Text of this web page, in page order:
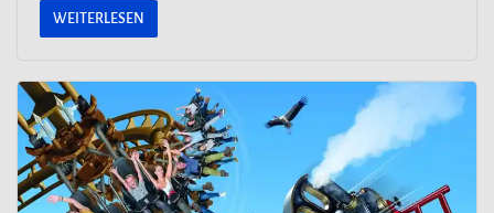
WEITERLESEN